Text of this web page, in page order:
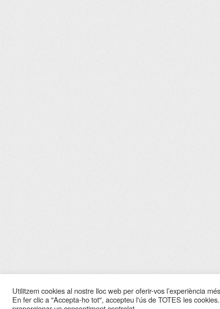
Utilitzem cookies al nostre lloc web per oferir-vos l’experiència
En fer clic a "Accepta-ho tot", accepteu l'ús de TOTES les